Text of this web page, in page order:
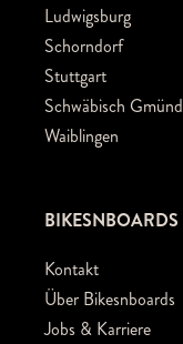
Ludwigsburg
Schorndorf
Stuttgart
Schwäbisch Gmünd
Waiblingen
BIKESNBOARDS
Kontakt
Über Bikesnboards
Jobs & Karriere